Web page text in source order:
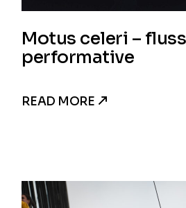
Motus celeri –
performative
READ MORE